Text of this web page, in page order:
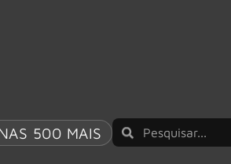
500 MAIS